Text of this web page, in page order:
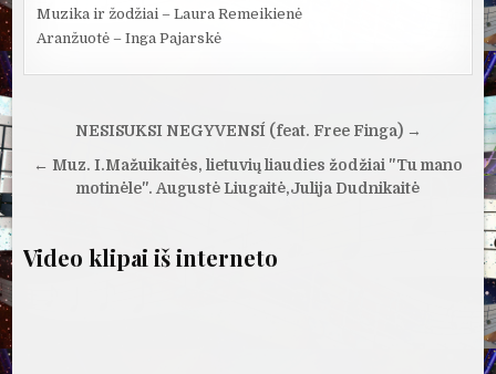
Muzika ir žodžiai – Laura Remeikienė
Aranžuotė – Inga Pajarskė
Navigacija
tarp
įrašų
NESISUKSI NEGYVENSÍ (feat. Free Finga) →
← Muz. I.Mažuikaitės, lietuvių liaudies žodžiai "Tu mano
motinėle". Augustė Liugaitė,Julija Dudnikaitė
Video klipai iš interneto